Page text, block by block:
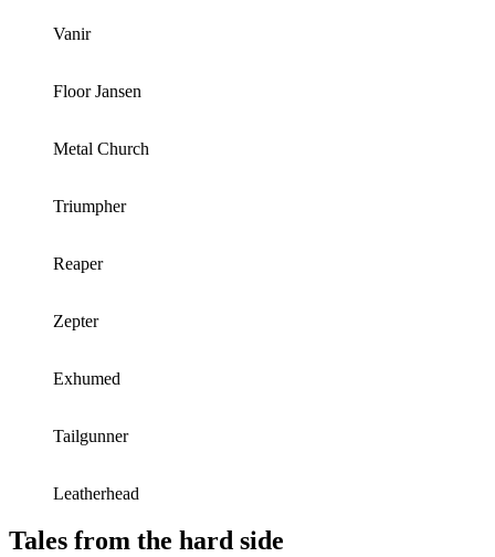
Vanir
Floor Jansen
Metal Church
Triumpher
Reaper
Zepter
Exhumed
Tailgunner
Leatherhead
Tales from the hard side